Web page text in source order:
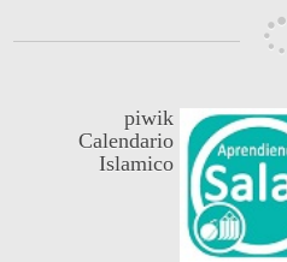
piwik
Calendario
Islamico